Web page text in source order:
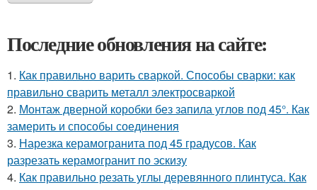
Последние обновления на сайте:
1. Как правильно варить сваркой. Способы сварки: как
правильно сварить металл электросваркой
2. Монтаж дверной коробки без запила углов под 45°. Как
замерить и способы соединения
3. Нарезка керамогранита под 45 градусов. Как
разрезать керамогранит по эскизу
4. Как правильно резать углы деревянного плинтуса. Как